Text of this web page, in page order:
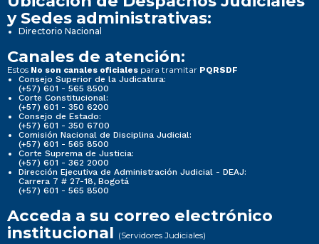
y Sedes administrativas:
Directorio Nacional
Canales de atención:
Estos No son canales oficiales para tramitar PQRSDF
Consejo Superior de la Judicatura:
(+57) 601 - 565 8500
Corte Constitucional:
(+57) 601 - 350 6200
Consejo de Estado:
(+57) 601 - 350 6700
Comisión Nacional de Disciplina Judicial:
(+57) 601 - 565 8500
Corte Suprema de Justicia:
(+57) 601 - 362 2000
Dirección Ejecutiva de Administración Judicial - DEAJ:
Carrera 7 # 27-18, Bogotá
(+57) 601 - 565 8500
Acceda a su correo electrónico
institucional (Servidores Judiciales)